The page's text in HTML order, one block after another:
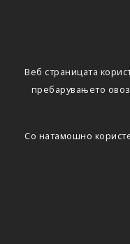
Веб страницата
пребарувањето
Со натамошно